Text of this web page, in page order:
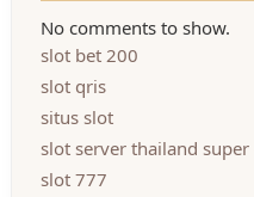
No comments to show.
slot bet 200
slot qris
situs slot
slot server thailand super
slot 777